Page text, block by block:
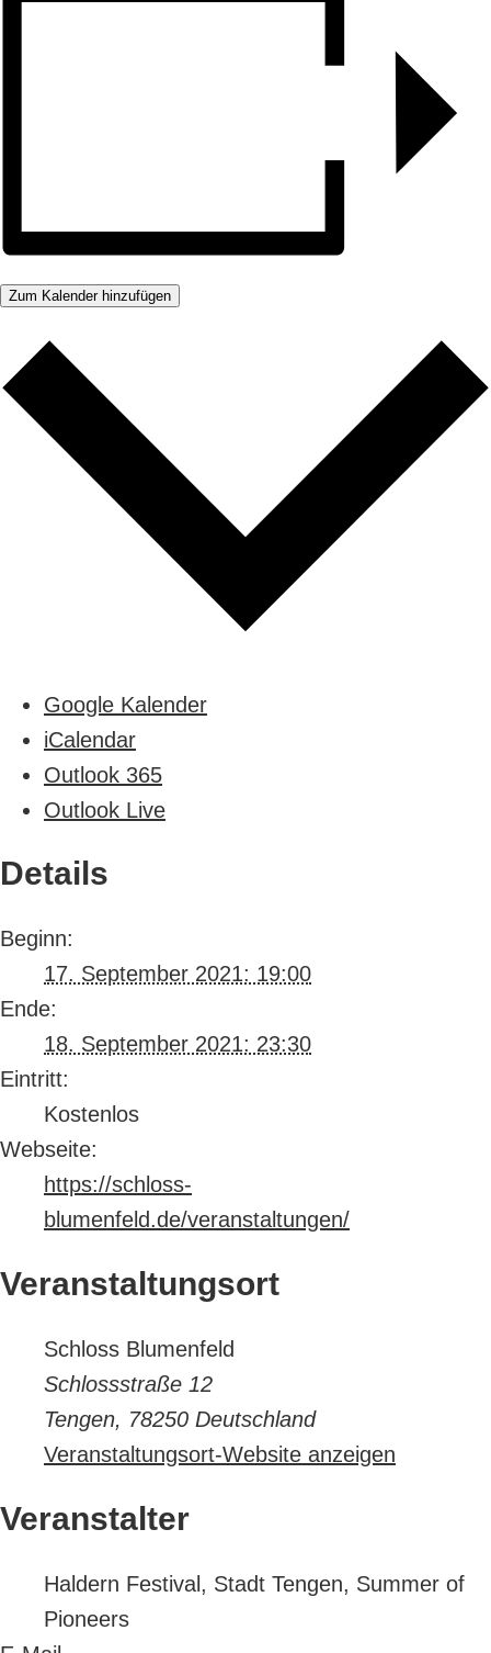
Zum Kalender hinzufügen
Google Kalender
iCalendar
Outlook 365
Outlook Live
Details
Beginn:
17. September 2021: 19:00
Ende:
18. September 2021: 23:30
Eintritt:
Kostenlos
Webseite:
https://schloss-
blumenfeld.de/veranstaltungen/
Veranstaltungsort
Schloss Blumenfeld
Schlossstraße 12
Tengen, 78250 Deutschland
Veranstaltungsort-Website anzeigen
Veranstalter
Haldern Festival, Stadt Tengen, Summer of
Pioneers